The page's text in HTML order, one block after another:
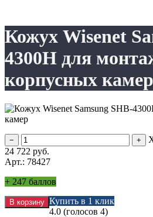
Кожух Wisenet
4300H для
корпусных камер
24 722 руб.
Арт.: 78427
+ 247 баллов
Купить в 1 клик
4.0 (голосов 4)